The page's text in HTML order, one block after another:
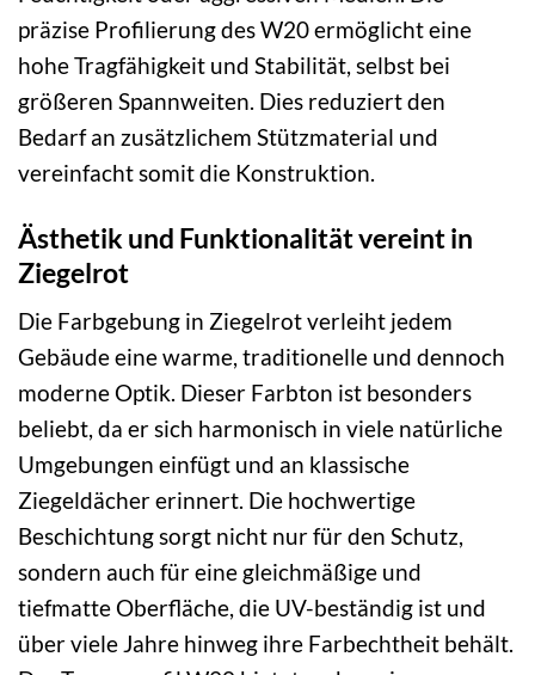
präzise Profilierung des W20 ermöglicht eine
hohe Tragfähigkeit und Stabilität, selbst bei
größeren Spannweiten. Dies reduziert den
Bedarf an zusätzlichem Stützmaterial und
vereinfacht somit die Konstruktion.
Ästhetik und Funktionalität vereint in
Ziegelrot
Die Farbgebung in Ziegelrot verleiht jedem
Gebäude eine warme, traditionelle und dennoch
moderne Optik. Dieser Farbton ist besonders
beliebt, da er sich harmonisch in viele natürliche
Umgebungen einfügt und an klassische
Ziegeldächer erinnert. Die hochwertige
Beschichtung sorgt nicht nur für den Schutz,
sondern auch für eine gleichmäßige und
tiefmatte Oberfläche, die UV-beständig ist und
über viele Jahre hinweg ihre Farbechtheit behält.